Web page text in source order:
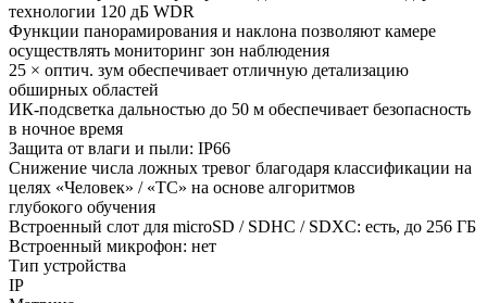
технологии 120 дБ WDR
Функции панорамирования и наклона позволяют камере
осуществлять мониторинг зон наблюдения
25 × оптич. зум обеспечивает отличную детализацию
обширных областей
ИК-подсветка дальностью до 50 м обеспечивает безопасность
в ночное время
Защита от влаги и пыли: IP66
Снижение числа ложных тревог благодаря классификации на
целях «Человек» / «ТС» на основе алгоритмов
глубокого обучения
Встроенный слот для microSD / SDHC / SDXC: есть, до 256 ГБ
Встроенный микрофон: нет
Тип устройства
IP